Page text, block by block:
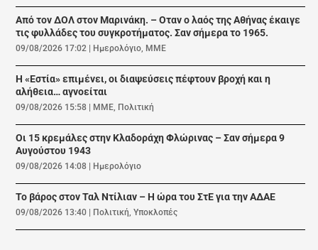
Από τον ΔΟΛ στον Μαρινάκη. – Οταν ο λαός της Αθήνας έκαιγε
τις φυλλάδες του συγκροτήματος. Σαν σήμερα το 1965.
09/08/2026 17:02 Ημερολόγιο, ΜΜΕ
Η «Εστία» επιμένει, οι διαψεύσεις πέφτουν βροχή και η
αλήθεια… αγνοείται
09/08/2026 15:58 ΜΜΕ, Πολιτική
Οι 15 κρεμάλες στην Κλαδοράχη Φλώρινας – Σαν σήμερα 9
Αυγούστου 1943
09/08/2026 14:08 Ημερολόγιο
Το βάρος στον Ταλ Ντίλιαν – Η ώρα του ΣτΕ για την ΑΔΑΕ
09/08/2026 13:40 Πολιτική,Υποκλοπές